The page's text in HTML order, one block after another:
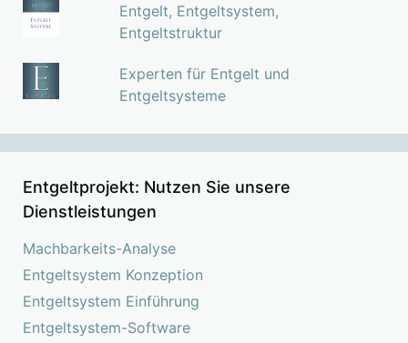
Entgelt, Entgeltsystem,
Entgeltstruktur
Experten für Entgelt und
Entgeltsysteme
Entgeltprojekt: Nutzen Sie unsere
Dienstleistungen
Machbarkeits-Analyse
Entgeltsystem Konzeption
Entgeltsystem Einführung
Entgeltsystem-Software